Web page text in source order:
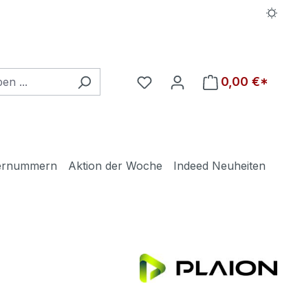
Du hast 0 Produkte auf
0,00 €*
Aktion der Woche
Indeed Neuheiten